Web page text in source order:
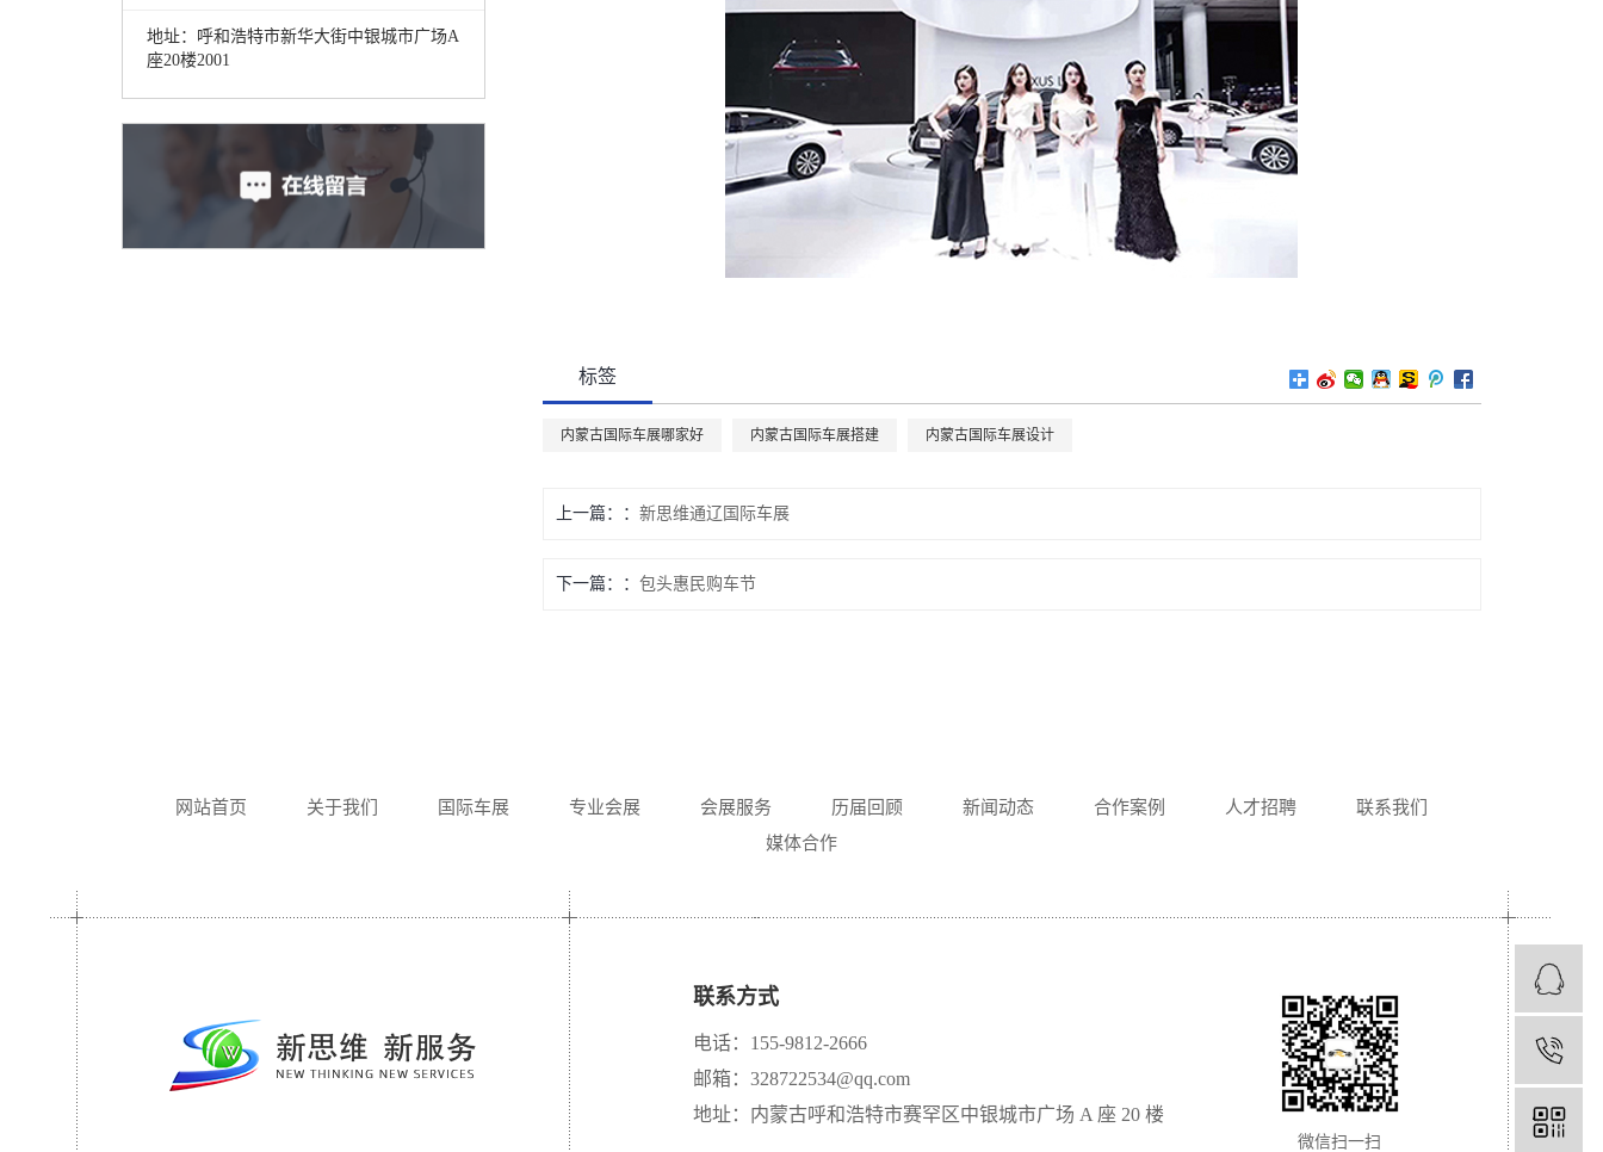
地址：呼和浩特市新华大街中银城市广场A
座20楼2001
标签
内蒙古国际车展哪家好 内蒙古国际车展搭建 内蒙古国际车展设计
上一篇： 新思维通辽国际车展
下一篇： 包头惠民购车节
网站首页 关于我们 国际车展 专业会展 会展服务 历届回顾 新闻动态 合作案例 人才招聘
联系我们
媒体合作
联系方式
电话：155-9812-2666
邮箱：328722534@qq.com
地址：内蒙古呼和浩特市赛罕区中银城市广场 A 座 20 楼
微信扫一扫